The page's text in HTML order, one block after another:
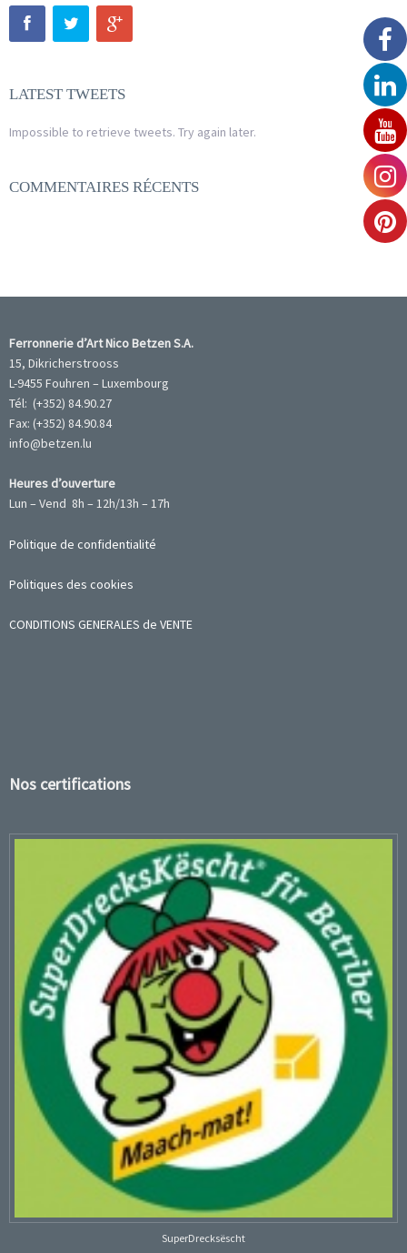
LATEST TWEETS
Impossible to retrieve tweets. Try again later.
COMMENTAIRES RÉCENTS
Ferronnerie d’Art Nico Betzen S.A.
15, Dikricherstrooss
L-9455 Fouhren – Luxembourg
Tél: (+352) 84.90.27
Fax: (+352) 84.90.84
info@betzen.lu
Heures d’ouverture
Lun – Vend 8h – 12h/13h – 17h
Politique de confidentialité
Politiques des cookies
CONDITIONS GENERALES de VENTE
Nos certifications
SuperDrecksëscht